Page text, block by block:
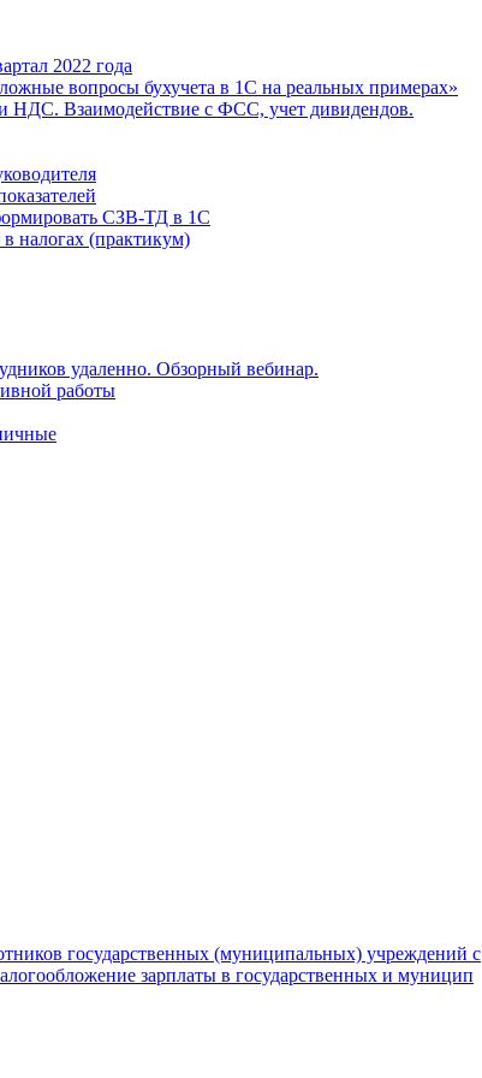
2022 года
вопросы бухучета в 1С на реальных примерах»
НДС. Взаимодействие с ФСС, учет дивидендов.
СЗВ-ТД в 1С
налогах (практикум)
удаленно. Обзорный вебинар.
работы
государственных (муниципальных) учреждений с
зарплаты в государственных и муницип